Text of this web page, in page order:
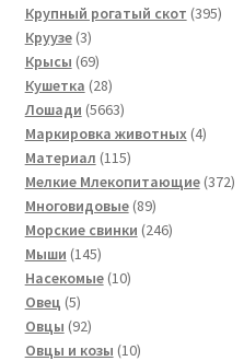
товара
Крупный рогатый скот 395395
Круузе 33
товара
Крысы 6969
товаров
Кушетка 2828
товаров
Лошади 56635663
товара
Маркировка животных 44
Материал 115115
товаров
Мелкие Млекопитающие 372372
Многовидовые 8989
товаров
Морские свинки 246246
Мыши 145145
товаров
Насекомые 1010
Овец 55
товаров
Овцы 9292
товара
Овцы и козы 1010